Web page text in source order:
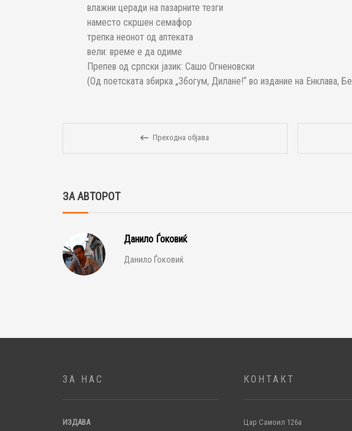
влажни церади на пазарните тезги
наместо скршен семафор
трепка неонот од аптеката
вели: време е да одиме
Препев од српски јазик: Сашо Огненовски
(Од поетската збирка „Збогум, Дилане!“ во издание на Енклава,
Преходна објава
ЗА АВТОРОТ
Данило Ѓоковиќ
Данило Ѓоковиќ
ЗА НАС
ИЗДАВА
КОНТАКТ
Цар Самоил 126а